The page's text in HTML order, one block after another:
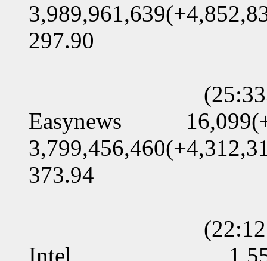
297.90
Easynews 16,099(+
373.94
Intel 1,550(+